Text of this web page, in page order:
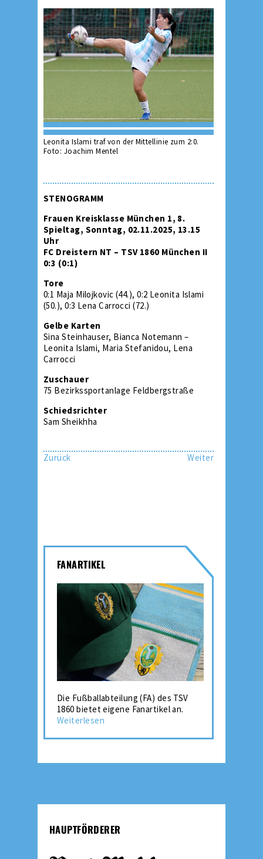
Leonita Islami traf von der Mittellinie zum 2:0.
Foto: Joachim Mentel
STENOGRAMM
Frauen Kreisklasse München 1, 8.
Spieltag, Sonntag, 02.11.2025, 13.15
Uhr
FC Dreistern NT – TSV 1860 München II
0:3 (0:1)
Tore
0:1 Maja Milojkovic (44.), 0:2 Leonita Islami
(50.), 0:3 Lena Carrocci (72.)
Gelbe Karten
Sina Steinhauser, Bianca Notemann –
Leonita Islami, Maria Stefanidou, Lena
Carrocci
Zuschauer
75 Bezirkssportanlage Feldbergstraße
Schiedsrichter
Sam Sheikhha
Zurück Weiter
FANARTIKEL
Die Fußballabteilung (FA) des TSV
1860 bietet eigene Fanartikel an.
Weiterlesen
HAUPTFÖRDERER